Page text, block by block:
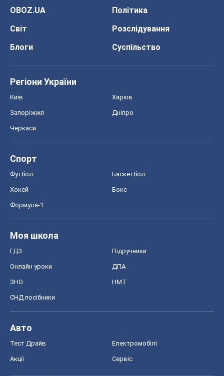
OBOZ.UA
Політика
Світ
Розслідування
Блоги
Суспільство
Регіони України
Київ Харків
Запоріжжя Дніпро
Черкаси
Спорт
Футбол Баскетбол
Хокей Бокс
Формула-1
Моя школа
ГДЗ Підручники
Онлайн уроки ДПА
ЗНО НМТ
СНД посібники
Авто
Тест Драйв Електромобілі
Акції Сервіс